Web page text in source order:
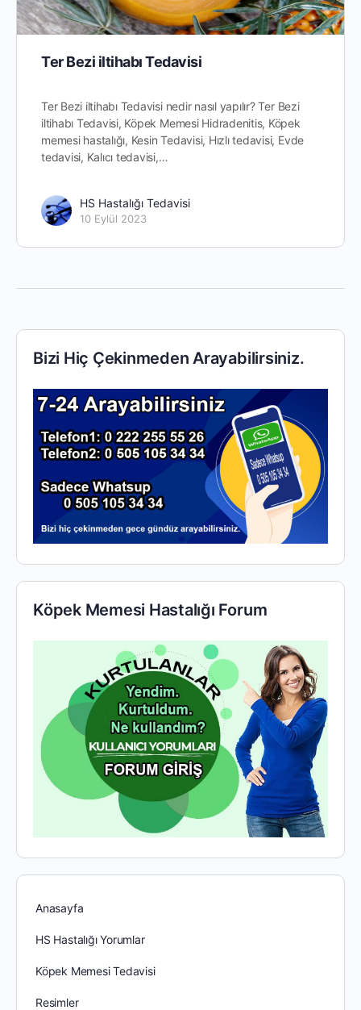
Ter Bezi iltihabı Tedavisi
Ter Bezi iltihabı Tedavisi nedir nasıl yapılır? Ter Bezi
iltihabı Tedavisi, Köpek Memesi Hidradenitis, Köpek
memesi hastalığı, Kesin Tedavisi, Hızlı tedavisi, Evde
tedavisi, Kalıcı tedavisi,…
HS Hastalığı Tedavisi
10 Eylül 2023
Bizi Hiç Çekinmeden Arayabilirsiniz.
Köpek Memesi Hastalığı Forum
Anasayfa
HS Hastalığı Yorumlar
Köpek Memesi Tedavisi
Resimler